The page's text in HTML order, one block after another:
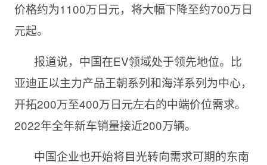
价格约为1100万日元，将大幅下降至约700万日
元起。
报道说，中国在EV领域处于领先地位。比
亚迪正以主力产品王朝系列和海洋系列为中心，
开拓200万至400万日元左右的中端价位需求。
2022年全年新车销量接近200万辆。
中国企业也开始将目光转向需求可期的东南